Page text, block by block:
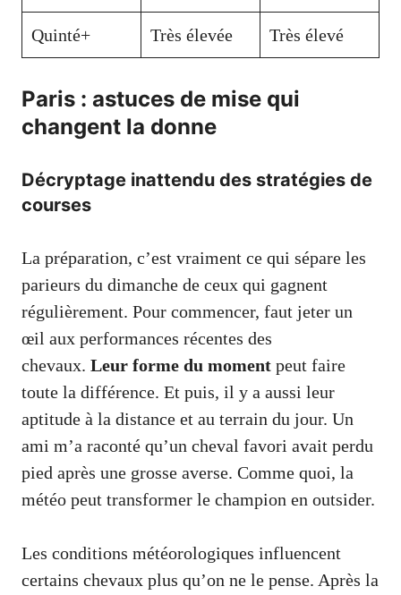
Quinté+ Très élevée Très élevé
Paris : astuces de mise qui
changent la donne
Décryptage inattendu des stratégies de
courses
La préparation, c’est vraiment ce qui sépare les
parieurs du dimanche de ceux qui gagnent
régulièrement. Pour commencer, faut jeter un
œil aux performances récentes des
chevaux. Leur forme du moment peut faire
toute la différence. Et puis, il y a aussi leur
aptitude à la distance et au terrain du jour. Un
ami m’a raconté qu’un cheval favori avait perdu
pied après une grosse averse. Comme quoi, la
météo peut transformer le champion en outsider.
Les conditions météorologiques influencent
certains chevaux plus qu’on ne le pense. Après la